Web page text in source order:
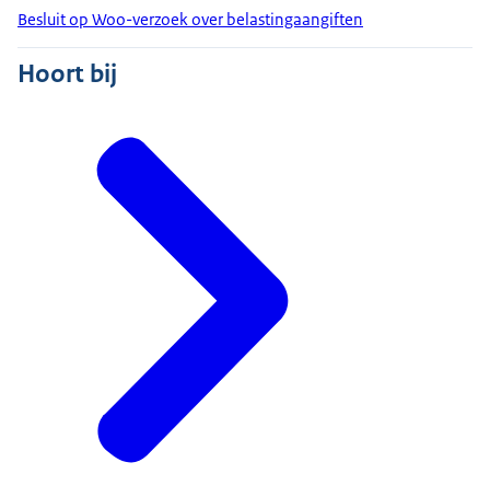
Besluit op Woo-verzoek over belastingaangiften
Hoort bij